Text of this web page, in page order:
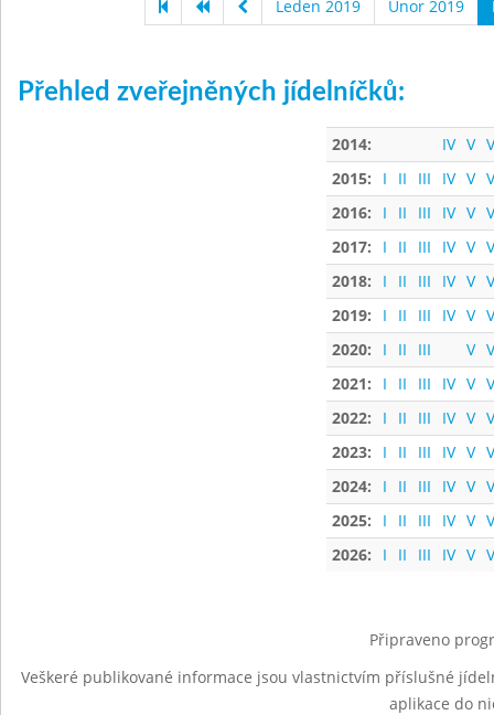
Leden 2019 Únor 2019
Přehled zveřejněných jídelníčků:
2014: IV V
2015:
I II III IV V
2016:
I II III IV V
2017:
I II III IV V
2018:
I II III IV V
2019:
I II III IV V
2020:
I II III V
2021:
I II III IV V
2022:
I II III IV V
2023:
I II III IV V
2024:
I II III IV V
2025:
I II III IV V
2026:
I II III IV V
Připraveno
Veškeré publikované informace jsou vlastnictvím příslušné
aplikace do